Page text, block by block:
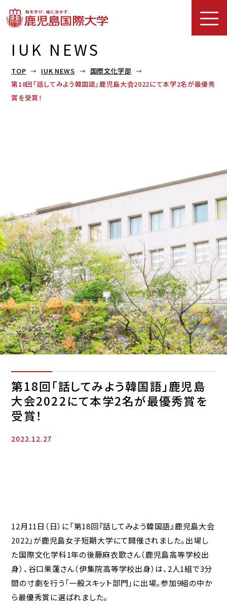
IUK NEWS
TOP IUK NEWS
国際文化学部
第18回「話してみよう韓国語」鹿児島大会2022にて本学2名が最優秀
賞を受賞！
第18回「話してみよう韓国語」鹿児島
大会2022にて本学2名が最優秀賞を
受賞！
2022.12.27
12月11日（日）に「第18回『話してみよう韓国語』鹿児島大会
2022」が鹿児島女子短期大学にて開催されました。出場し
た国際文化学科1年の後藤麻衣歌さん（鹿児島高等学校出
身）、谷口果蓮さん（伊集院高等学校出身）は、2人1組で3分
間の寸劇を行う「一般スキット部門」に出場。参加9組の中か
ら最優秀賞に選ばれました。